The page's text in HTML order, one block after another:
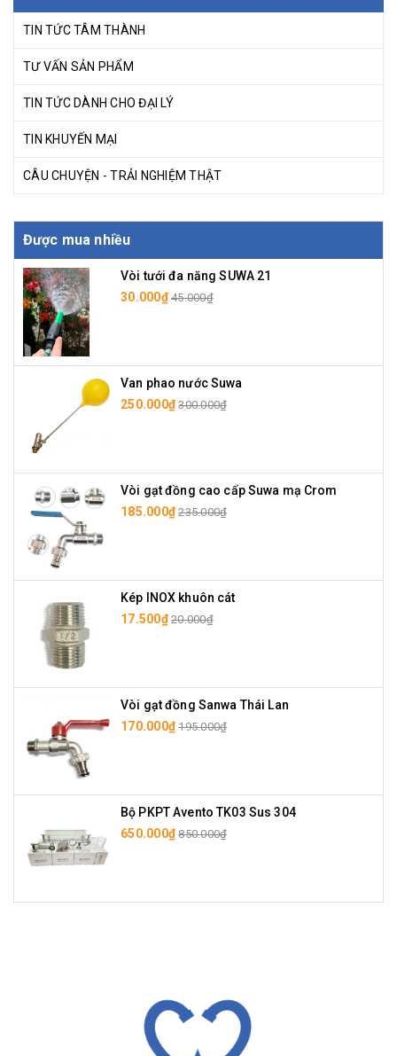
TIN TỨC TÂM THÀNH
TƯ VẤN SẢN PHẨM
TIN TỨC DÀNH CHO ĐẠI LÝ
TIN KHUYẾN MẠI
CÂU CHUYỆN - TRẢI NGHIỆM THẬT
Được mua nhiều
Vòi tưới đa năng SUWA 21
30.000₫ 45.000₫
Van phao nước Suwa
250.000₫ 300.000₫
Vòi gạt đồng cao cấp Suwa mạ Crom
185.000₫ 235.000₫
Kép INOX khuôn cát
17.500₫ 20.000₫
Vòi gạt đồng Sanwa Thái Lan
170.000₫ 195.000₫
Bộ PKPT Avento TK03 Sus 304
650.000₫ 850.000₫